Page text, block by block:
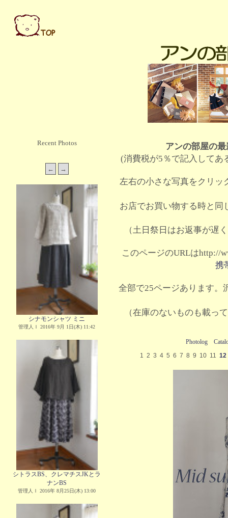
Recent Photos
シナモンシャツ ミニ
管理人Ｉ 2016年 9月 1日(木) 11:42
シトラスBS、クレマチスJKとラ
ナンBS
管理人Ｉ 2016年 8月25日(木) 13:00
アンの部屋の
(消費税が5％で記入してあ
左右の小さな写真をクリッ
お店でお買い物する時と同
（土日祭日はお返事が遅
このページのURLはhttp://
携
全部で25ページあります。
（在庫のないものも載っ
Photolog
1 2 3 4 5 6 7 8 9 10 11 12